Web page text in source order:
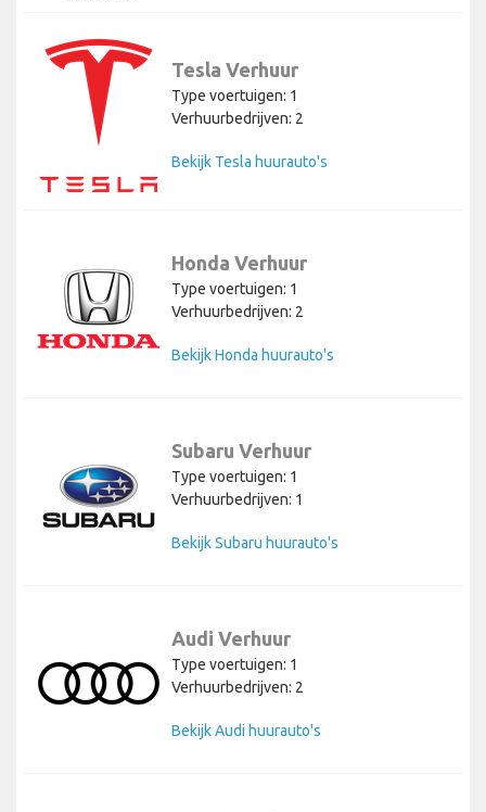
Tesla Verhuur
Type voertuigen: 1
Verhuurbedrijven: 2
Bekijk Tesla huurauto's
Honda Verhuur
Type voertuigen: 1
Verhuurbedrijven: 2
Bekijk Honda huurauto's
Subaru Verhuur
Type voertuigen: 1
Verhuurbedrijven: 1
Bekijk Subaru huurauto's
Audi Verhuur
Type voertuigen: 1
Verhuurbedrijven: 2
Bekijk Audi huurauto's